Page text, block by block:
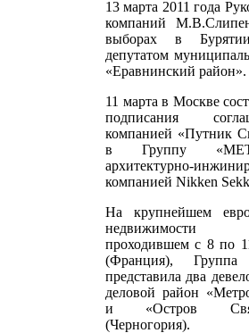
13 марта 2011 года
компаний
выборах в
депутатом
«Еравнинский район».
11 марта в Москве
подписания
компанией «Путник
в Группу
архитектурно-
компанией Nikken
На крупнейшем
недвижимости
проходившем с 8 по
(Франция),
представила два
деловой район
и «Остров
(Черногория).